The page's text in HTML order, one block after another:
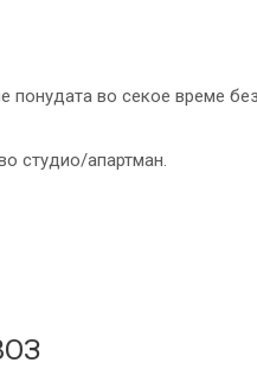
понудата во секое време
студио/апартман.